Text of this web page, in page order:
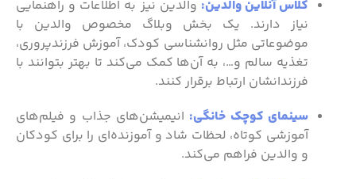
کلاس آنلاین والدین: والدین نیز به اطلاعات و راهنمایی
نیاز دارند. یک بخش وبلاگ مخصوص والدین با
موضوعاتی مثل روانشناسی کودک، آموزش فرزندپروری،
تغذیه سالم و…، به آن‌ها کمک می‌کند تا بهتر بتوانند با
فرزندانشان ارتباط برقرار کنند.
سینمای کوچک خانگی: انیمیشن‌های جذاب و فیلم‌های
آموزشی کوتاه، لحظات شاد و آموزنده‌ای را برای کودکان
و والدین فراهم می‌کند.